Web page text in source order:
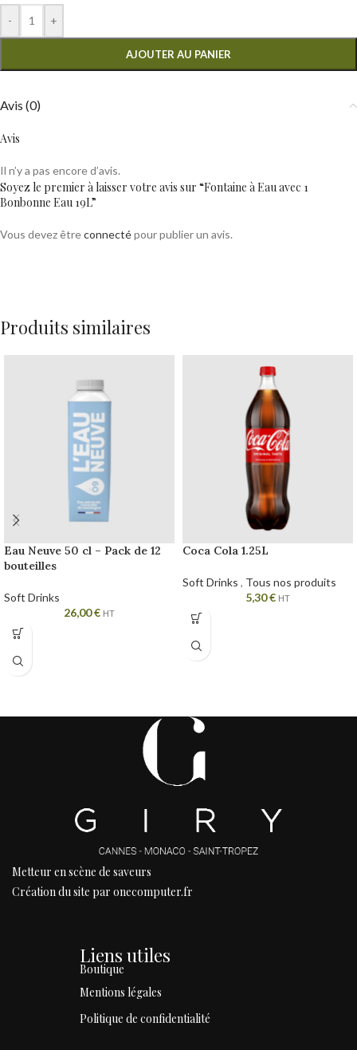
- +
AJOUTER AU PANIER
Avis (0)
Avis
Il n’y a pas encore d’avis.
Soyez le premier à laisser votre avis sur “Fontaine à Eau avec 1
Bonbonne Eau 19L”
Vous devez êtreconnectépour publier un avis.
Produits similaires
Eau Neuve 50 cl – Pack de 12
bouteilles
Soft Drinks
26,00€ HT
Coca Cola 1.25L
Soft Drinks , Tous nos produits
5,30€ HT
Metteur en scène de saveurs
Création du site par onecomputer.fr
Liens utiles
Boutique
Mentions légales
Politique de confidentialité